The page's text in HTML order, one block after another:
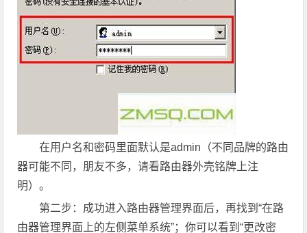
在用户名和密码里面默认是admin（不同品牌的路由
器可能不同，朋友不多，请看路由器外壳铭牌上注
明）。
第二步：成功进入路由器管理界面后，再找到“在路
由器管理界面上的左侧菜单系统”；你可以看到“更改密